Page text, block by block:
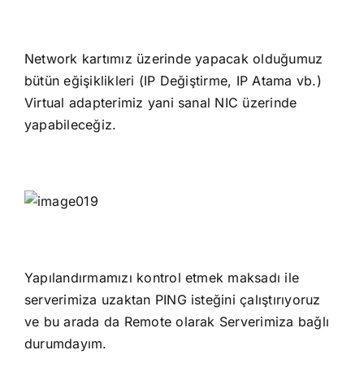
Network kartımız üzerinde yapacak olduğumuz
bütün eğişiklikleri (IP Değiştirme, IP Atama vb.)
Virtual adapterimiz yani sanal NIC üzerinde
yapabileceğiz.
Yapılandırmamızı kontrol etmek maksadı ile
serverimiza uzaktan PING isteğini çalıştırıyoruz
ve bu arada da Remote olarak Serverimiza bağlı
durumdayım.